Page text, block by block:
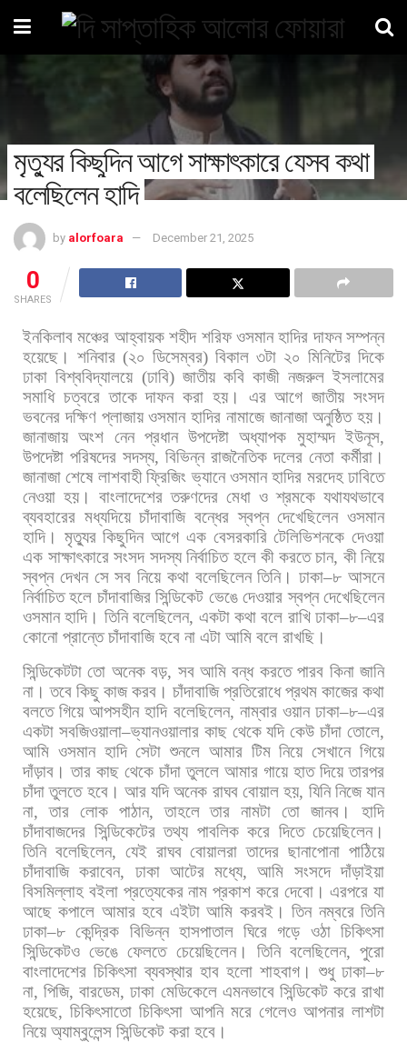
মৃত্যুর কিছুদিন আগে সাক্ষাৎকারে যেসব কথা
বলেছিলেন হাদি
by alorfoara December 21, 2025
0
SHARES
ইনকিলাব মঞ্চের আহ্বায়ক শহীদ শরিফ ওসমান হাদির দাফন সম্পন্ন
হয়েছে। শনিবার (২০ ডিসেম্বর) বিকাল ৩টা ২০ মিনিটের দিকে
ঢাকা বিশ্ববিদ্যালয়ে (ঢাবি) জাতীয় কবি কাজী নজরুল ইসলামের
সমাধি চত্বরে তাকে দাফন করা হয়। এর আগে জাতীয় সংসদ
ভবনের দক্ষিণ প্লাজায় ওসমান হাদির নামাজে জানাজা অনুষ্ঠিত হয়।
জানাজায় অংশ নেন প্রধান উপদেষ্টা অধ্যাপক মুহাম্মদ ইউনূস,
উপদেষ্টা পরিষদের সদস্য, বিভিন্ন রাজনৈতিক দলের নেতা কর্মীরা।
জানাজা শেষে লাশবাহী ফ্রিজিং ভ্যানে ওসমান হাদির মরদেহ ঢাবিতে
নেওয়া হয়। বাংলাদেশের তরুণদের মেধা ও শ্রমকে যথাযথভাবে
ব্যবহারের মধ্যদিয়ে চাঁদাবাজি বন্ধের স্বপ্ন দেখেছিলেন ওসমান
হাদি। মৃত্যুর কিছুদিন আগে এক বেসরকারি টেলিভিশনকে দেওয়া
এক সাক্ষাৎকারে সংসদ সদস্য নির্বাচিত হলে কী করতে চান, কী নিয়ে
স্বপ্ন দেখন সে সব নিয়ে কথা বলেছিলেন তিনি। ঢাকা–৮ আসনে
নির্বাচিত হলে চাঁদাবাজির সিন্ডিকেট ভেঙে দেওয়ার স্বপ্ন দেখেছিলেন
ওসমান হাদি। তিনি বলেছিলেন, একটা কথা বলে রাখি ঢাকা–৮–এর
কোনো প্রান্তে চাঁদাবাজি হবে না এটা আমি বলে রাখছি।
সিন্ডিকেটটা তো অনেক বড়, সব আমি বন্ধ করতে পারব কিনা জানি
না। তবে কিছু কাজ করব। চাঁদাবাজি প্রতিরোধে প্রথম কাজের কথা
বলতে গিয়ে আপসহীন হাদি বলেছিলেন, নাম্বার ওয়ান ঢাকা–৮–এর
একটা সবজিওয়ালা–ভ্যানওয়ালার কাছ থেকে যদি কেউ চাঁদা তোলে,
আমি ওসমান হাদি সেটা শুনলে আমার টিম নিয়ে সেখানে গিয়ে
দাঁড়াব। তার কাছ থেকে চাঁদা তুললে আমার গায়ে হাত দিয়ে তারপর
চাঁদা তুলতে হবে। আর যদি অনেক রাঘব বোয়াল হয়, যিনি নিজে যান
না,তার লোক পাঠান,তাহলে তার নামটা তো জানব। হাদি
চাঁদাবাজদের সিন্ডিকেটের তথ্য পাবলিক করে দিতে চেয়েছিলেন।
তিনি বলেছিলেন, যেই রাঘব বোয়ালরা তাদের ছানাপোনা পাঠিয়ে
চাঁদাবাজি করাবেন, ঢাকা আটের মধ্যে,আমি সংসদে দাঁড়াইয়া
বিসমিল্লাহ বইলা প্রত্যেকের নাম প্রকাশ করে দেবো। এরপরে যা
আছে কপালে আমার হবে এইটা আমি করবই। তিন নম্বরে তিনি
ঢাকা–৮ কেন্দ্রিক বিভিন্ন হাসপাতাল ঘিরে গড়ে ওঠা চিকিৎসা
সিন্ডিকেটও ভেঙে ফেলতে চেয়েছিলেন। তিনি বলেছিলেন,পুরো
বাংলাদেশের চিকিৎসা ব্যবস্থার হাব হলো শাহবাগ। শুধু ঢাকা–৮
না,পিজি,বারডেম,ঢাকা মেডিকেলে এমনভাবে সিন্ডিকেট করে রাখা
হয়েছে, চিকিৎসাতো চিকিৎসা আপনি মরে গেলেও আপনার লাশটা
নিয়ে অ্যাম্বুলেন্স সিন্ডিকেট করা হবে।